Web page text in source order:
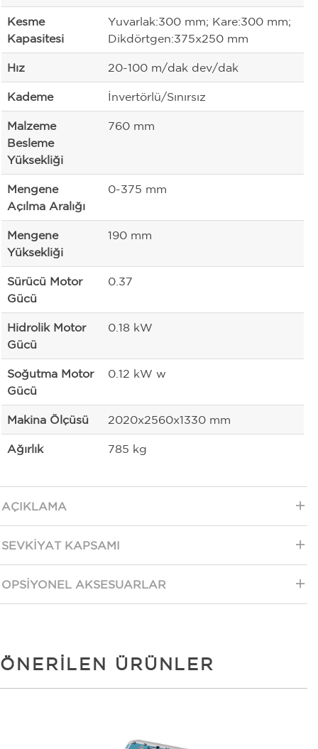
Kesme
Kapasitesi
Yuvarlak:300 mm; Kare:300 mm;
Dikdörtgen:375x250 mm
Hız 20-100 m/dak dev/dak
Kademe İnvertörlü/Sınırsız
Malzeme
Besleme
Yüksekliği
760 mm
Mengene
Açılma Aralığı
0-375 mm
Mengene
Yüksekliği
190 mm
Sürücü Motor
Gücü
0.37
Hidrolik Motor
Gücü
0.18 kW
Soğutma Motor
Gücü
0.12 kW w
Makina Ölçüsü 2020x2560x1330 mm
Ağırlık 785 kg
AÇIKLAMA
SEVKIYAT KAPSAMI
OPSIYONEL AKSESUARLAR
ÖNERILEN ÜRÜNLER